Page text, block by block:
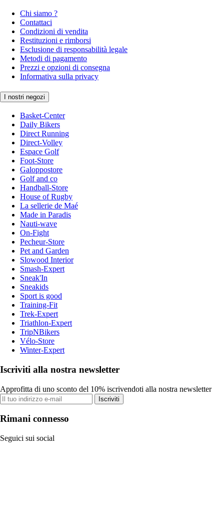
Chi siamo ?
Contattaci
Condizioni di vendita
Restituzioni e rimborsi
Esclusione di responsabilità legale
Metodi di pagamento
Prezzi e opzioni di consegna
Informativa sulla privacy
I nostri negozi
Basket-Center
Daily Bikers
Direct Running
Direct-Volley
Espace Golf
Foot-Store
Galoppostore
Golf and co
Handball-Store
House of Rugby
La sellerie de Maé
Made in Paradis
Nauti-wave
On-Fight
Pecheur-Store
Pet and Garden
Slowood Interior
Smash-Expert
Sneak'In
Sneakids
Sport is good
Training-Fit
Trek-Expert
Triathlon-Expert
TripNBikers
Vélo-Store
Winter-Expert
Iscriviti alla nostra newsletter
Approfitta di uno sconto del 10% iscrivendoti alla nostra newsletter
Iscriviti
Rimani connesso
Seguici sui social